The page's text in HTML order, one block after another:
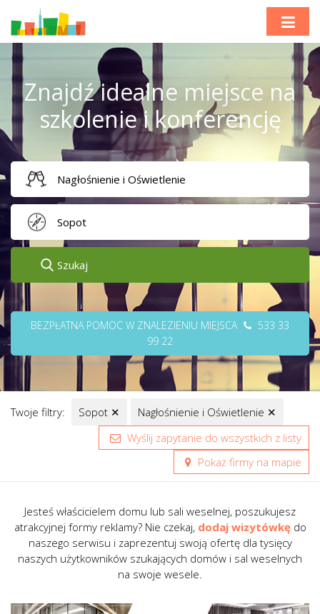
Znajdź idealne miejsce na
szkolenie i konferencję
Szukaj
BEZPŁATNA POMOC W ZNALEZIENIU MIEJSCA
533 33
99 22
Twoje filtry: Sopot ✕ Nagłośnienie i Oświetlenie ✕
Wyślij zapytanie do wszystkich z listy
Pokaż firmy na mapie
Jesteś właścicielem domu lub sali weselnej, poszukujesz
atrakcyjnej formy reklamy? Nie czekaj, dodaj wizytówkędo
naszego serwisu i zaprezentuj swoją ofertę dla tysięcy
naszych użytkowników szukających domów i sal weselnych
na swoje wesele.